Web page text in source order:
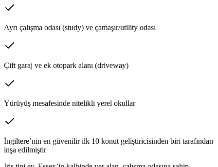
Ayrı çalışma odası (study) ve çamaşır/utility odası
Çift garaj ve ek otopark alanı (driveway)
Yürüyüş mesafesinde nitelikli yerel okullar
İngiltere’nin en güvenilir ilk 10 konut geliştiricisinden biri tarafından
inşa edilmiştir